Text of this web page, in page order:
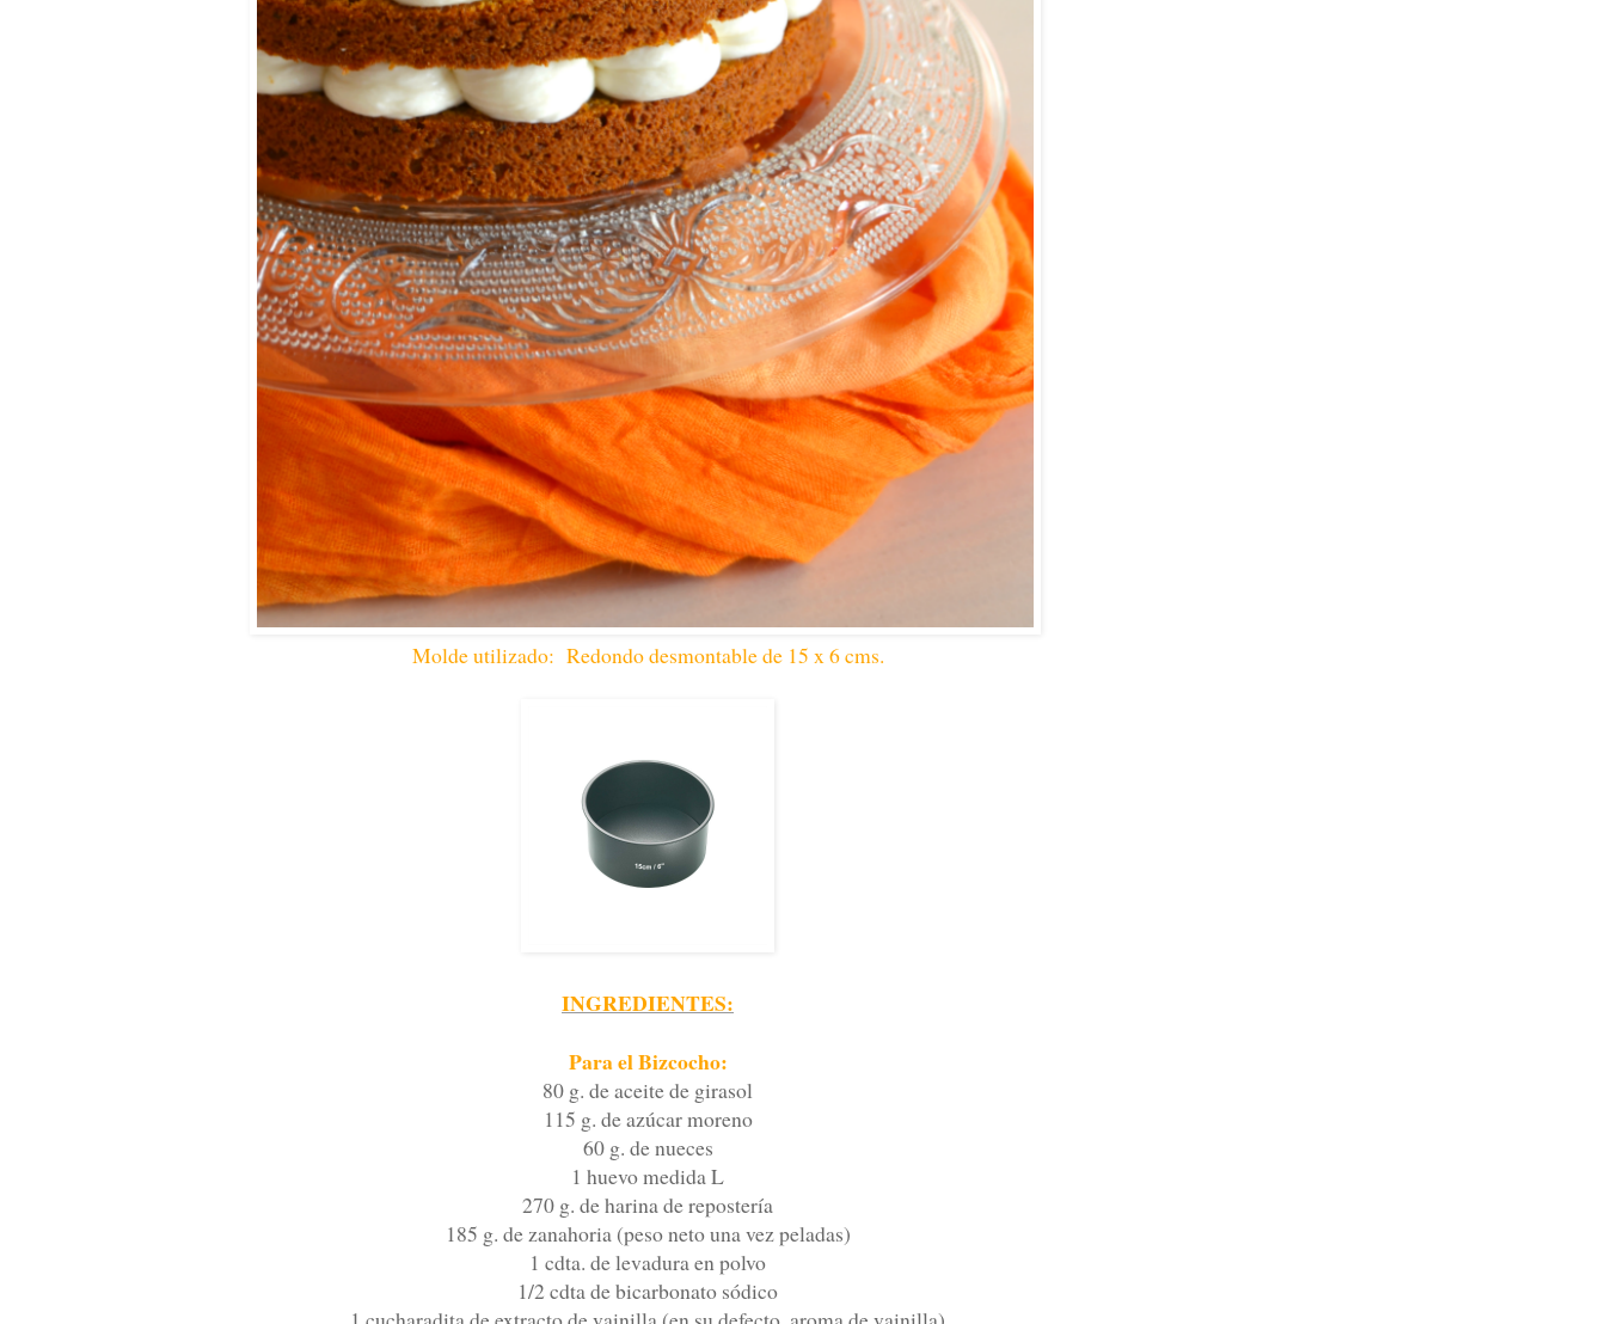
Molde utilizado: Redondo desmontable de 15 x 6 cms.
INGREDIENTES:
Para el Bizcocho:
80 g. de aceite de girasol
115 g. de azúcar moreno
60 g. de nueces
1 huevo medida L
270 g. de harina de repostería
185 g. de zanahoria (peso neto una vez peladas)
1 cdta. de levadura en polvo
1/2 cdta de bicarbonato sódico